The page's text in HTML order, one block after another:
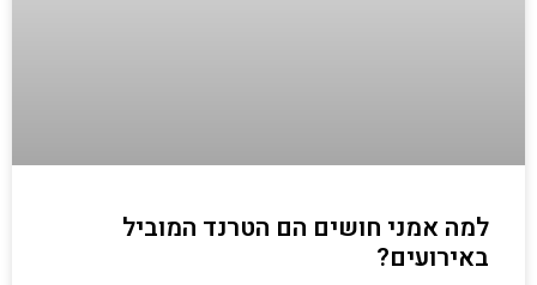
למה אמני חושים הם הטרנד המוביל
באירועים?